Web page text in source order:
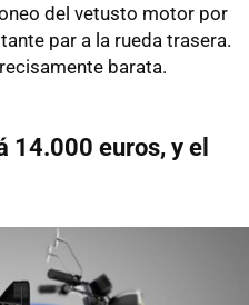
del vetusto motor por
par a la rueda trasera.
barata.
14.000 euros, y el